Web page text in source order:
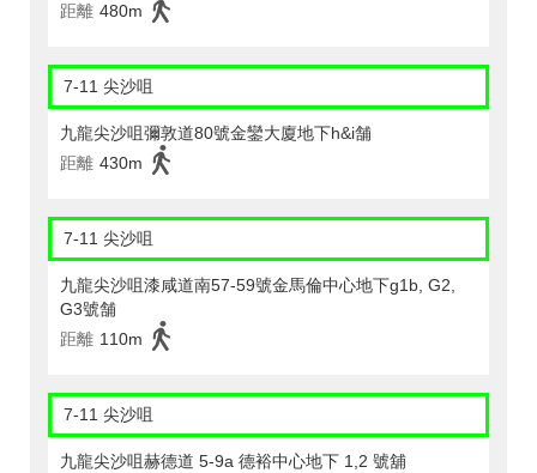
距離 480m
7-11 尖沙咀
九龍尖沙咀彌敦道80號金鑾大廈地下h&i舗
距離 430m
7-11 尖沙咀
九龍尖沙咀漆咸道南57-59號金馬倫中心地下g1b, G2,
G3號舗
距離 110m
7-11 尖沙咀
九龍尖沙咀赫德道 5-9a 德裕中心地下 1,2 號舖